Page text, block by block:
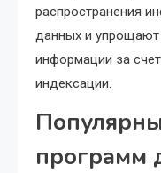
распространения
данных и
информации за
индексации.
программ